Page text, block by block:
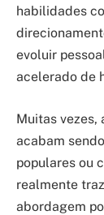
habilidades
evoluir
acelerado de
Muitas vezes,
acabam
populares ou
realmente
abordagem